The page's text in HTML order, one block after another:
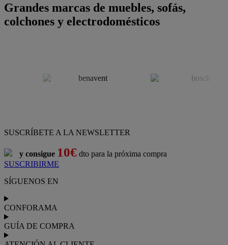
Grandes marcas de muebles, sofás,
colchones y electrodomésticos
SUSCRÍBETE A LA NEWSLETTER
y consigue 10€ dto para la próxima compra
SUSCRIBIRME
SÍGUENOS EN
CONFORAMA
GUÍA DE COMPRA